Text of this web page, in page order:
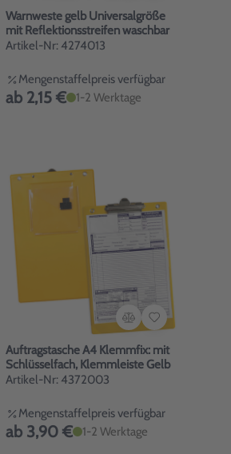
Warnweste gelb Universalgröße
mit Reflektionsstreifen waschbar
Artikel-Nr: 4274013
Mengenstaffelpreis verfügbar
ab 2,15 € 1-2 Werktage
Auftragstasche A4 Klemmfix: mit
Schlüsselfach, Klemmleiste Gelb
Artikel-Nr: 4372003
Mengenstaffelpreis verfügbar
ab 3,90 € 1-2 Werktage